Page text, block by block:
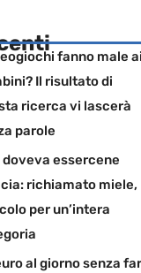
fanno male ai
Il risultato di
ricerca vi lascerà
parole
doveva essercene
richiamato miele,
per un’intera
al giorno senza